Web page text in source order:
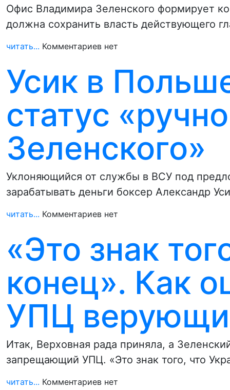
Офис Владимира Зеленского формирует
должна сохранить власть действующего
читать... Комментариев нет
Усик в
статус
Зеленского»
Уклоняющийся от службы в ВСУ под
зарабатывать деньги боксер Александр
читать... Комментариев нет
«Это знак
конец». Как
УПЦ
Итак, Верховная рада приняла, а
запрещающий УПЦ. «Это знак того, что
читать... Комментариев нет